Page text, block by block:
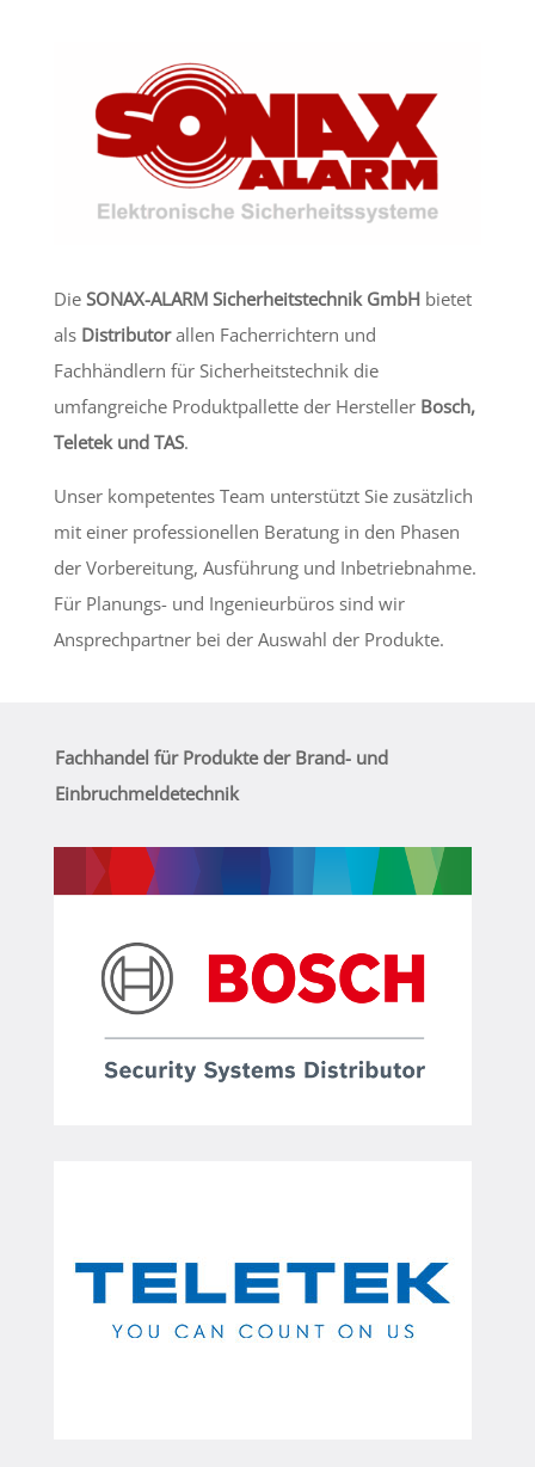
Die SONAX-ALARM Sicherheitstechnik GmbHbietet
als Distributorallen Facherrichtern und
Fachhändlern für Sicherheitstechnik die
umfangreiche Produktpallette der Hersteller Bosch,
Teletek und TAS.
Unser kompetentes Team unterstützt Sie zusätzlich
mit einer professionellen Beratung in den Phasen
der Vorbereitung, Ausführung und Inbetriebnahme.
Für Planungs- und Ingenieurbüros sind wir
Ansprechpartner bei der Auswahl der Produkte.
Fachhandel für Produkte der Brand- und
Einbruchmeldetechnik